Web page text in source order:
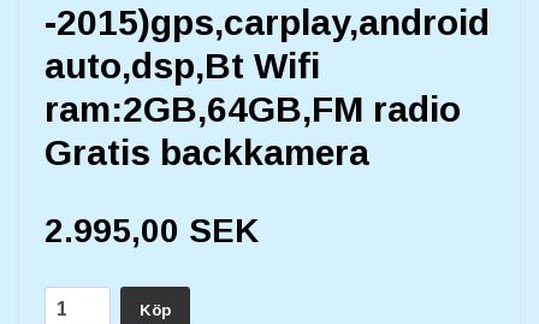
-2015)gps,carplay,android
auto,dsp,Bt Wifi
ram:2GB,64GB,FM radio
Gratis backkamera
2.995,00 SEK
Köp